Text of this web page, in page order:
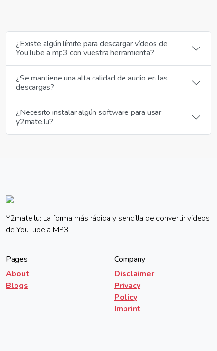
¿Existe algún límite para descargar vídeos de
YouTube a mp3 con vuestra herramienta?
¿Se mantiene una alta calidad de audio en las
descargas?
¿Necesito instalar algún software para usar
y2mate.lu?
Y2mate.lu: La forma más rápida y sencilla de convertir videos
de YouTube a MP3
Pages
About
Blogs
Company
Disclaimer
Privacy
Policy
Imprint